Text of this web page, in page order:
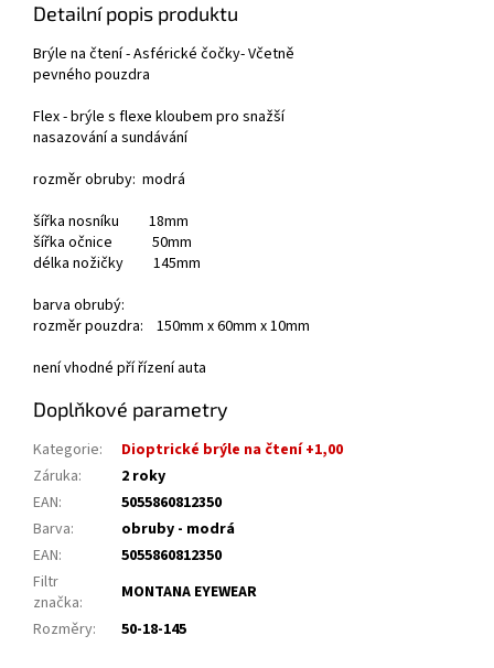
Detailní popis produktu
Brýle na čtení - Asférické čočky- Včetně
pevného pouzdra
Flex - brýle s flexe kloubem pro snažší
nasazování a sundávání
rozměr obruby: modrá
šířka nosníku 18mm
šířka očnice 50mm
délka nožičky 145mm
barva obrubý:
rozměr pouzdra: 150mm x 60mm x 10mm
není vhodné pří řízení auta
Doplňkové parametry
Kategorie:
Dioptrické brýle na čtení +1,00
Záruka:
2 roky
EAN:
5055860812350
Barva:
obruby - modrá
EAN:
5055860812350
Filtr
značka:
MONTANA EYEWEAR
Rozměry: 50-18-145